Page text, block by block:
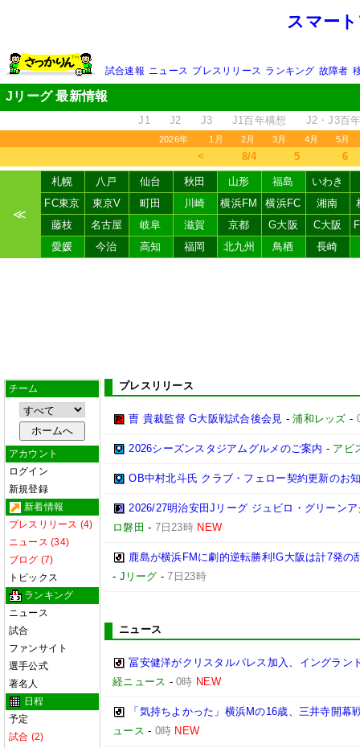
スマー
試合速報 ニュース プレスリリース ランキング 故障者
Jリーグ 最新情報
J1 J2 J3 J1百年構想 J2・J3百
2026年 1月 2月 3月 4月 5月
＜ 8/4 5 6
≪
札幌 八戸 仙台 秋田 山形 福島
いわき
FC東京
東京V 町田 川崎 横浜FM 横浜FC 湘南
藤枝
名古屋 岐阜 滋賀 京都 G大阪 C大阪
愛媛
今治 高知 福岡 北九州 鳥栖 長崎
チーム
アカウント
ログイン
新規登録
新着情報
プレスリリース (4)
ニュース (34)
ブログ (7)
トピックス
ランキング
ニュース
試合
ファンサイト
選手公式
著名人
日程
予定
試合 (2)
プレスリリース
曺 貴裁監督 G大阪戦試合後会見 -浦和レッズ -
2026シーズンスタジアムグルメのご案内 - アビ
OB中村北斗氏 クラブ・フェロー契約更新のお
2026/27明治安田Jリーグ ジュビロ・グリーン
ロ磐田 - 7日23時 NEW
鹿島が横浜FMに劇的逆転勝利!G大阪は計7発
- Jリーグ -7日23時
ニュース
冨安健洋がクリスタルパレス加入、イングラン
経ニュース -0時 NEW
「気持ちよかった」横浜Mの16歳、三井寺開
ュース - 0時 NEW